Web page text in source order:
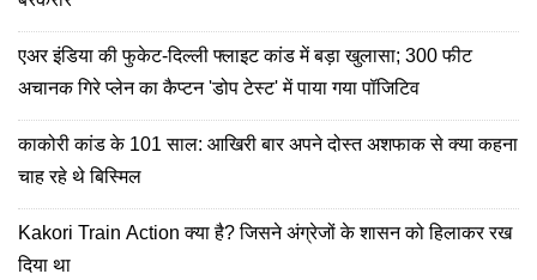
एअर इंडिया की फुकेट-दिल्ली फ्लाइट कांड में बड़ा खुलासा; 300 फीट
अचानक गिरे प्लेन का कैप्टन 'डोप टेस्ट' में पाया गया पॉजिटिव
काकोरी कांड के 101 साल: आखिरी बार अपने दोस्त अशफाक से क्या कहना
चाह रहे थे बिस्मिल
Kakori Train Action क्या है? जिसने अंग्रेजों के शासन को हिलाकर रख
दिया था